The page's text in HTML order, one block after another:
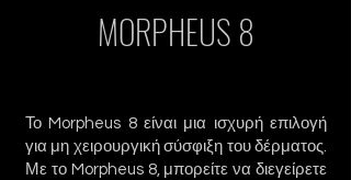
MORPHEUS 8
Το Morpheus 8 είναι μια ισχυρή επιλογή
για μη χειρουργική σύσφιξη του δέρματος.
Με το Morpheus 8, μπορείτε να διεγείρετε